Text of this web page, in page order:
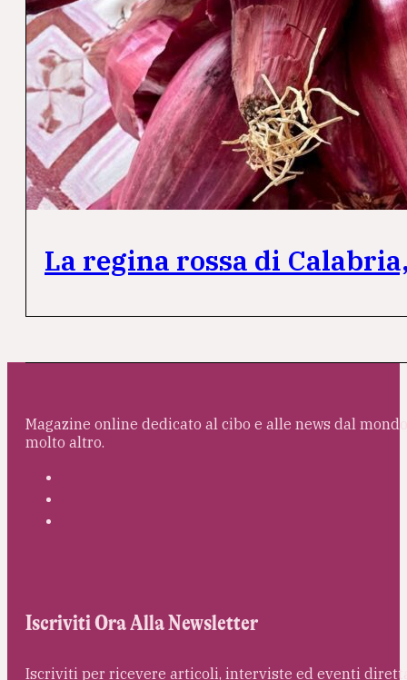
La regina rossa di
Magazine online dedicato al cibo e alle news dal
molto altro.
Iscriviti Ora Alla Newsletter
Iscriviti per ricevere articoli, interviste ed eventi